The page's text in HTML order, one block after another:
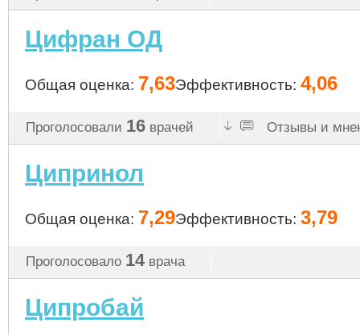
Цифран ОД
Общая оценка: 7,63Эффективность: 4,06
Проголосовали 16 врачей Отзывы и
Ципринол
Общая оценка: 7,29Эффективность: 3,79
Проголосовало 14 врача
Ципробай